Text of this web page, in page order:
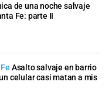
de una noche salvaje
Fe: parte II
Asalto salvaje en barrio
celular casi matan a mis